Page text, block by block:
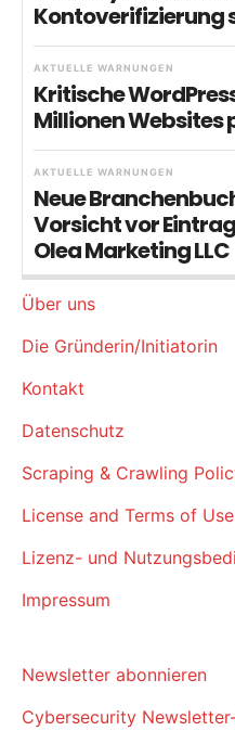
Kontoverifizierung
AKTUELLE WARNUNGEN
Kritische
Millionen
AKTUELLE WARNUNGEN
Neue
Vorsicht vor
Olea Marketing LLC
Über uns
Die Gründerin/Initiatorin
Kontakt
Datenschutz
Scraping & Crawling
License and Terms of Use
Lizenz- und
Impressum
Newsletter abonnieren
Cybersecurity